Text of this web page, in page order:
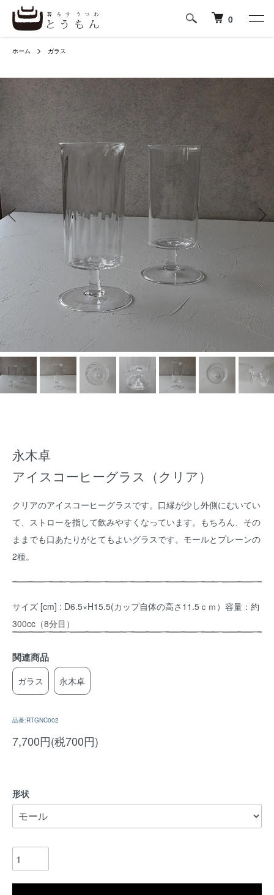
0
ホーム ガラス
永木卓
アイスコーヒーグラス（クリア）
クリアのアイスコーヒーグラスです。口縁が少し外側にむいてい
て、ストローを指して飲みやすくなっています。もちろん、その
ままでも口あたりがとてもよいグラスです。モールとプレーンの
2種。
サイズ [cm] : D6.5×H15.5(カップ自体の高さ11.5ｃｍ）容量：約
300cc（8分目）
関連商品
ガラス 永木卓
品番:RTGNC002
7,700円(税700円)
形状